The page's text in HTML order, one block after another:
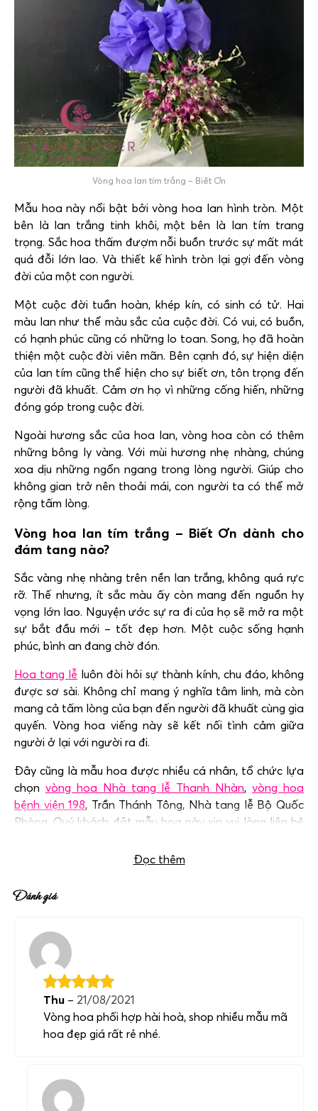
Vòng hoa lan tím trắng – Biết Ơn
Mẫu hoa này nổi bật bởi vòng hoa lan hình tròn. Một
bên là lan trắng tinh khôi, một bên là lan tím trang
trọng. Sắc hoa thấm đượm nỗi buồn trước sự mất mát
quá đỗi lớn lao. Và thiết kế hình tròn lại gợi đến vòng
đời của một con người.
Một cuộc đời tuần hoàn, khép kín, có sinh có tử. Hai
màu lan như thể màu sắc của cuộc đời. Có vui, có buồn,
có hạnh phúc cũng có những lo toan. Song, họ đã hoàn
thiện một cuộc đời viên mãn. Bên cạnh đó, sự hiện diện
của lan tím cũng thể hiện cho sự biết ơn, tôn trọng đến
người đã khuất. Cảm ơn họ vì những cống hiến, những
đóng góp trong cuộc đời.
Ngoài hương sắc của hoa lan, vòng hoa còn có thêm
những bông ly vàng. Với mùi hương nhẹ nhàng, chúng
xoa dịu những ngổn ngang trong lòng người. Giúp cho
không gian trở nên thoải mái, con người ta có thể mở
rộng tấm lòng.
Vòng hoa lan tím trắng – Biết Ơn dành cho
đám tang nào?
Sắc vàng nhẹ nhàng trên nền lan trắng, không quá rực
rỡ. Thế nhưng, ít sắc màu ấy còn mang đến nguồn hy
vọng lớn lao. Nguyện ước sự ra đi của họ sẽ mở ra một
sự bắt đầu mới – tốt đẹp hơn. Một cuộc sống hạnh
phúc, bình an đang chờ đón.
Hoa tang lễ luôn đòi hỏi sự thành kính, chu đáo, không
được sơ sài. Không chỉ mang ý nghĩa tâm linh, mà còn
mang cả tấm lòng của bạn đến người đã khuất cùng gia
quyến. Vòng hoa viếng này sẽ kết nối tình cảm giữa
người ở lại với người ra đi.
Đây cũng là mẫu hoa được nhiều cá nhân, tổ chức lựa
chọn vòng hoa Nhà tang lễ Thanh Nhàn,vòng hoa
bệnh viện 198, Trần Thánh Tông, Nhà tang lễ Bộ Quốc
Phòng. Quý khách đặt mẫu hoa này xin vui lòng liên hệ
Đọc thêm
Đánh giá
Thu – 21/08/2021
Vòng hoa phối hợp hài hoà, shop nhiều mẫu mã
hoa đẹp giá rất rẻ nhé.